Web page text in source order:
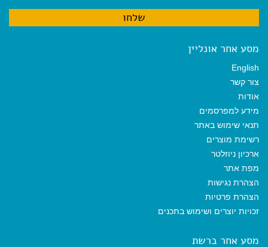
מסע אחר אונליין
English
צור קשר
אודות
מידע למפרסמים
תנאי שימוש באתר
רשימת מוצרים
ארכיון ניוזלטר
מפת אתר
הצהרת נגישות
הצהרת פרטיות
זכויות יוצרים ושימוש בתכנים
מסע אחר ברשת